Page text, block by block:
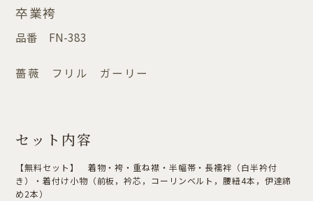
卒業袴
品番 FN-383
薔薇 フリル ガーリー
セット内容
【無料セット】 着物・袴・重ね襟・半幅帯・長襦袢（白半衿付
き）・着付け小物（前板，衿芯，コーリンベルト，腰紐4本，伊達締
め2本）